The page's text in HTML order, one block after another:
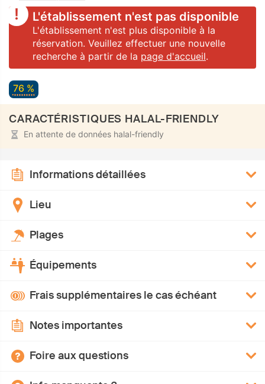
L'établissement n'est pas disponible
L'établissement n'est plus disponible à la
réservation. Veuillez effectuer une nouvelle
recherche à partir de la page d'accueil.
76 %
CARACTÉRISTIQUES HALAL-FRIENDLY
En attente de données halal-friendly
Informations détaillées
Lieu
Plages
Équipements
Frais supplémentaires le cas échéant
Notes importantes
Foire aux questions